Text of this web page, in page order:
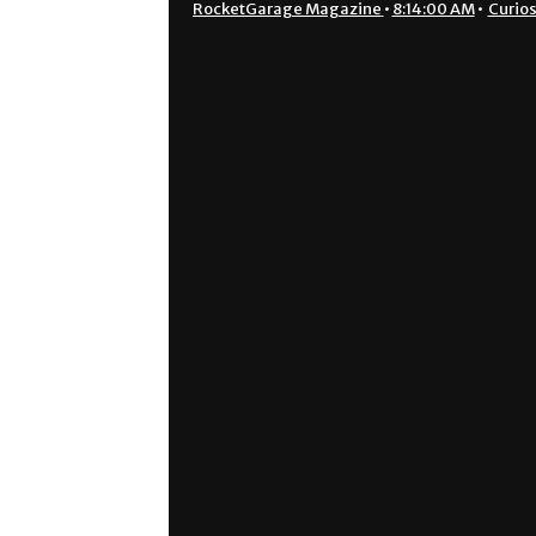
RocketGarage Magazine • 8:14:00 AM •